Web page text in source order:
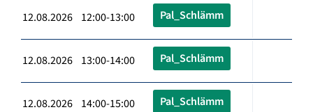
12.08.2026 12:00-13:00 Pal_Schlämm
12.08.2026 13:00-14:00 Pal_Schlämm
12.08.2026 14:00-15:00 Pal_Schlämm